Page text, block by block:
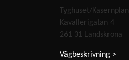
Tyghuset/Kasernplan
Kavallerigatan 4
261 31 Landskrona
Vägbeskrivning >